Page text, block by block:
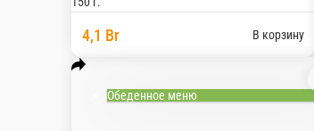
4,1 Br В корзину
Обеденное меню